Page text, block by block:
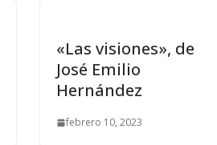
«Las visiones», de
José Emilio
Hernández
febrero 10, 2023